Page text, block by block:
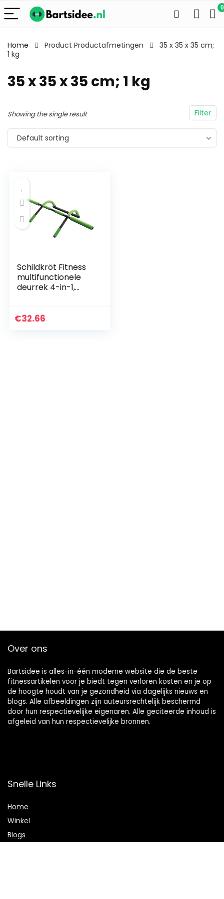
0
Home Product Productafmetingen
35 x 35 x 35 cm;
1 kg
35 x 35 x 35 cm; 1 kg
Filter
Showing the single result
Default sorting
Schildkröt Fitness
multifunctionele
deurrek 4-in-1,
100 kg, 960044
€32.66
Over ons
Bartsidee is alles-in-één moderne website die de beste
fitnessartikelen voor je biedt tegen verloren kosten en je op
de hoogte houdt van je gezondheid via dagelijks nieuws en
blogs. Alle afbeeldingen zijn auteursrechtelijk beschermd
door hun respectievelijke eigenaren. Alle geciteerde inhoud is
afgeleid van hun respectievelijke bronnen.
Snelle Links
Home
Winkel
Blogs